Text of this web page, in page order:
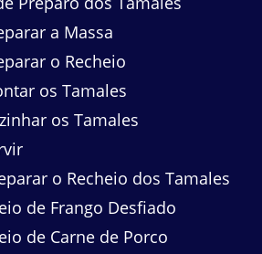
a Massa
o Recheio
os Tamales
os Tamales
o Recheio dos Tamales
de Frango Desfiado
de Carne de Porco